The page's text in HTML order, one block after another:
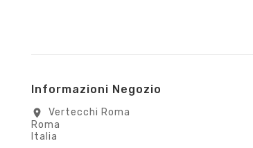
Informazioni Negozio
location_on
Vertecchi Roma
Roma
Italia